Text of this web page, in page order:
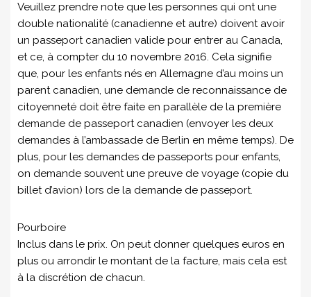
Veuillez prendre note que les personnes qui ont une
double nationalité (canadienne et autre) doivent avoir
un passeport canadien valide pour entrer au Canada,
et ce, à compter du 10 novembre 2016. Cela signifie
que, pour les enfants nés en Allemagne d’au moins un
parent canadien, une demande de reconnaissance de
citoyenneté doit être faite en parallèle de la première
demande de passeport canadien (envoyer les deux
demandes à l’ambassade de Berlin en même temps). De
plus, pour les demandes de passeports pour enfants,
on demande souvent une preuve de voyage (copie du
billet d’avion) lors de la demande de passeport.
Pourboire
Inclus dans le prix. On peut donner quelques euros en
plus ou arrondir le montant de la facture, mais cela est
à la discrétion de chacun.